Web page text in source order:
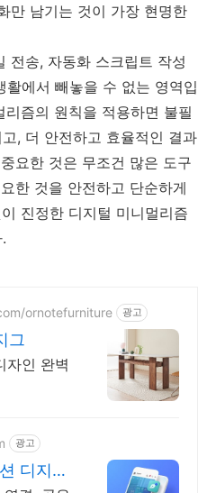
만 남기는 것이 가장 현명한
전송, 자동화 스크립트 작성
에서 빼놓을 수 없는 영역입
즘의 원칙을 적용하면 불필
, 더 안전하고 효율적인 결과
요한 것은 무조건 많은 도구
한 것을 안전하고 단순하게
진정한 디지털 미니멀리즘
ornotefurniture 광고
그
자인 완벽
광고
디지털